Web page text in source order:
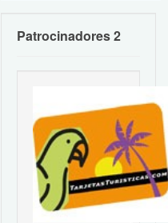
Patrocinadores 2